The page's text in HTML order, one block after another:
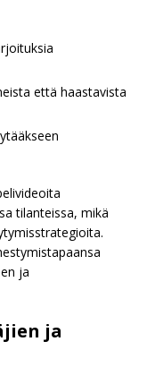
että haastavista
tilanteissa, mikä
ja
ja